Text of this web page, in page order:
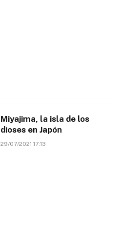
Miyajima, la isla de los
dioses en Japón
29/07/2021 17:13